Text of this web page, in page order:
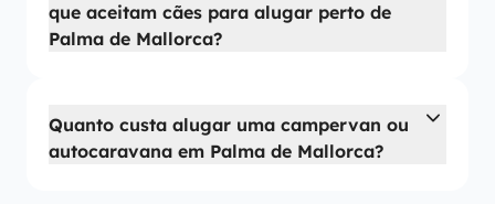
que aceitam cães para alugar perto de
Palma de Mallorca?
Quanto custa alugar uma campervan ou
autocaravana em Palma de Mallorca?